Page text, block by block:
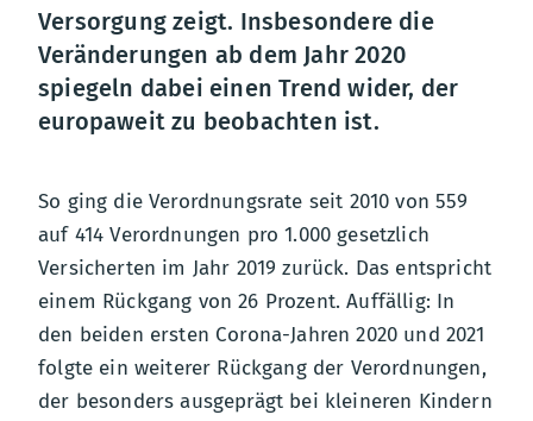
Versorgung zeigt. Insbesondere die
Veränderungen ab dem Jahr 2020
spiegeln dabei einen Trend wider, der
europaweit zu beobachten ist.
So ging die Verordnungsrate seit 2010 von 559
auf 414 Verordnungen pro 1.000 gesetzlich
Versicherten im Jahr 2019 zurück. Das entspricht
einem Rückgang von 26 Prozent. Auffällig: In
den beiden ersten Corona-Jahren 2020 und 2021
folgte ein weiterer Rückgang der Verordnungen,
der besonders ausgeprägt bei kleineren Kindern